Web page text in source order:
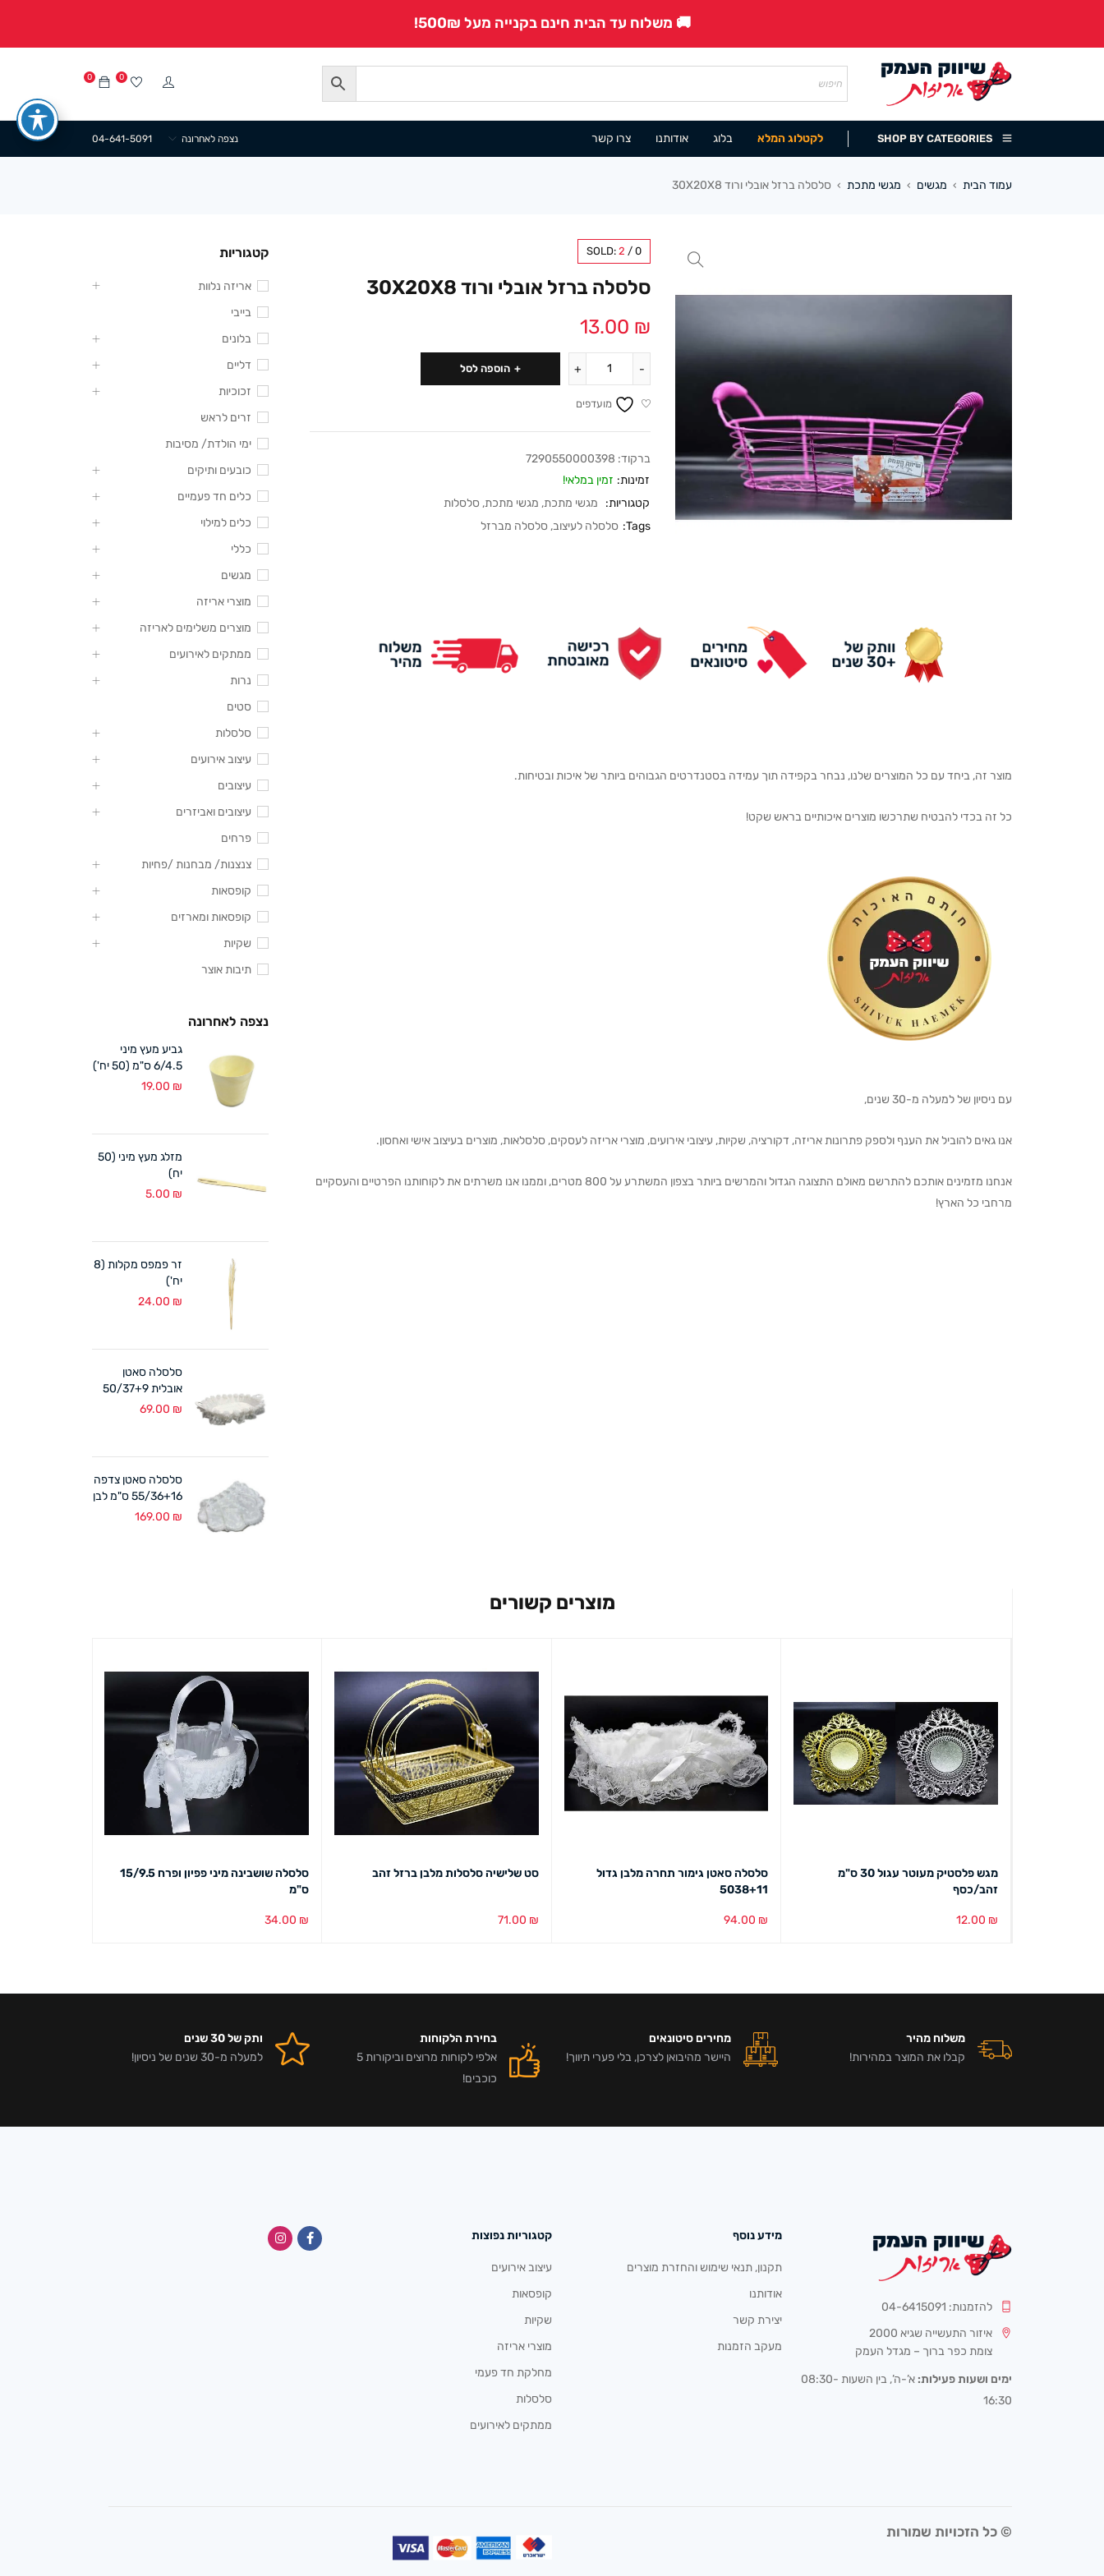
🚚 משלוח עד הבית חינם בקנייה מעל 500₪!
0 0
SHOP BY CATEGORIES לקטלוג המלא בלוג אודותנו צרו קשר 04-641-5091 נצפה לאחרונה
עמוד הבית › מגשים › מגשי מתכת › סלסלה ברזל אובלי ורוד 30X20X8
SOLD: 2 / 0
סלסלה ברזל אובלי ורוד 30X20X8
13.00 ₪
הוספה לסל
מועדפים
ברקוד: 7290550000398
זמינות: זמין במלאי!
קטגוריות:
מגשי מתכת, מגשי מתכת, סלסלות
Tags: סלסלה לעיצוב, סלסלה מברזל
מוצר זה, ביחד עם כל המוצרים שלנו, נבחר בקפידה תוך עמידה בסטנדרטים הגבוהים ביותר של איכות ובטיחות.
כל זה בכדי להבטיח שתרכשו מוצרים איכותיים בראש שקט!
עם ניסיון של למעלה מ-30 שנים,
אנו גאים להוביל את הענף ולספק פתרונות אריזה, דקורציה, שקיות, עיצובי אירועים, מוצרי אריזה לעסקים, סלסלאות, מוצרים בעיצוב אישי ואחסון.
אנחנו מזמינים אותכם להתרשם מאולם התצוגה הגדול והמרשים ביותר בצפון המשתרע על 800 מטרים, וממנו אנו משרתים את לקוחותנו הפרטיים והעסקיים
מרחבי כל הארץ!
קטגוריות
אריזה נלוות
בייבי
בלונים
דליים
זכוכיות
זרים לראש
ימי הולדת/ מסיבות
כובעים ותיקים
כלים חד פעמיים
כלים למילוי
כללי
מגשים
מוצרי אריזה
מוצרים משלימים לאריזה
ממתקים לאירועים
נרות
סטים
סלסלות
עיצוב אירועים
עיצובים
עיצובים ואביזרים
פרחים
צנצנות/ מבחנות /פחיות
קופסאות
קופסאות ומארזים
שקיות
תיבות אוצר
נצפה לאחרונה
גביע מעץ מיני
6/4.5 ס"מ (50 יח')
19.00 ₪
מזלג מעץ מיני (50
יח)
5.00 ₪
זר פמפס מקלות (8
יח')
24.00 ₪
סלסלה סאטן
אובלית 50/37+9
ס"מ לבן
69.00 ₪
סלסלה סאטן צדפה
55/36+16 ס"מ לבן
169.00 ₪
מוצרים קשורים
מגש פלסטיק מעוטר עגול 30 ס"מ
זהב/כסף
12.00 ₪
סלסלה סאטן גימור תחרה מלבן גדול
5038+11
94.00 ₪
סט שלישיה סלסלות מלבן ברזל זהב
71.00 ₪
סלסלה שושבינה מיני פפיון ופרח 15/9.5
ס"מ
34.00 ₪
משלוח מהיר
קבלו את המוצר במהירות!
מחירים סיטונאים
היישר מהיבואן לצרכן, בלי פערי תיווך!
בחירת הלקוחות
אלפי לקוחות מרוצים וביקורות 5
כוכבים!
ותק של 30 שנים
למעלה מ-30 שנים של ניסיון!
להזמנות: 04-6415091
איזור התעשייה שגיא 2000
צומת כפר ברוך – מגדל העמק
ימים ושעות פעילות:
א’-ה’, בין השעות 08:30-
16:30
מידע נוסף
תקנון, תנאי שימוש והחזרת מוצרים
אודותנו
יצירת קשר
מעקב הזמנות
קטגוריות נפוצות
עיצוב אירועים
קופסאות
שקיות
מוצרי אריזה
מחלקת חד פעמי
סלסלות
ממתקים לאירועים
© כל הזכויות שמורות